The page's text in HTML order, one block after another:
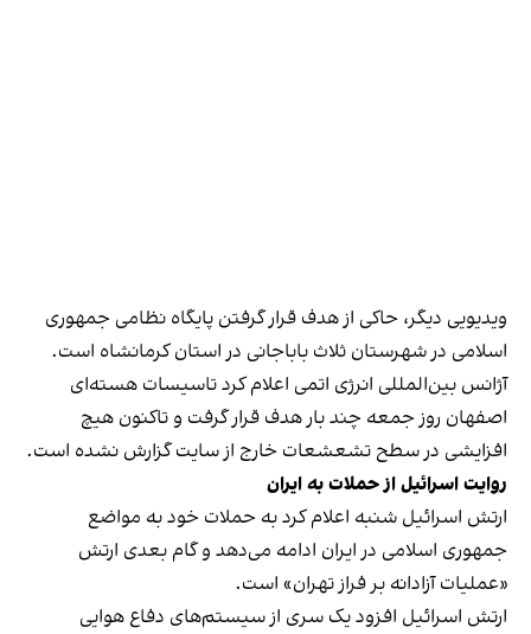
ویدیویی دیگر، حاکی از هدف قرار گرفتن پایگاه نظامی جمهوری
اسلامی در شهرستان ثلاث باباجانی در استان کرمانشاه است.
آژانس بین‌المللی انرژی اتمی اعلام کرد تاسیسات هسته‌ای
اصفهان روز جمعه چند بار هدف قرار گرفت و تاکنون هیچ
افزایشی در سطح تشعشعات خارج از سایت گزارش نشده است.
روایت اسرائیل از حملات به ایران
ارتش اسرائیل شنبه اعلام کرد به حملات خود به مواضع
جمهوری اسلامی در ایران ادامه می‌دهد و گام بعدی ارتش
«عملیات آزادانه بر فراز تهران» است.
ارتش اسرائیل افزود یک سری از سیستم‌های دفاع هوایی